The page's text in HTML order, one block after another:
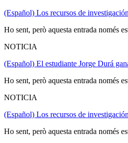
(Español) Los recursos de
Ho sent, però aquesta entrada només
NOTICIA
(Español) El estudiante Jorge Durá
Ho sent, però aquesta entrada només
NOTICIA
(Español) Los recursos de
Ho sent, però aquesta entrada només